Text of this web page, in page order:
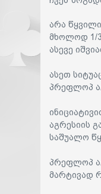
არა
მხოლოდ 1/3
ასევე
ასეთ
პრეფლოპ
აგრესიის
საშუალო
პრეფლოპ
მარტივად